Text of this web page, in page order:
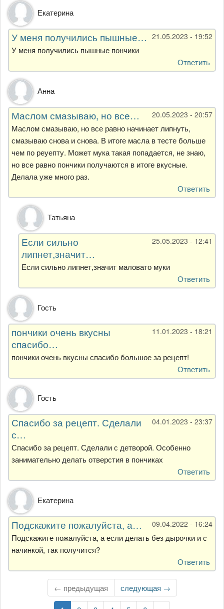
Екатерина
21.05.2023 - 19:52
У меня получились пышные…
У меня получились пышные пончики
Ответить
Анна
20.05.2023 - 20:57
Маслом смазываю, но все…
Маслом смазываю, но все равно начинает липнуть,
смазываю снова и снова. В итоге масла в тесте больше
чем по реуепту. Может мука такая попадается, не знаю,
но все равно пончики получаются в итоге вкусные.
Делала уже много раз.
Ответить
Ответ
на
Маслом
смазываю,
но
все…
Анна
Татьяна
25.05.2023 - 12:41
Если сильно
липнет,значит…
Если сильно липнет,значит маловато муки
Ответить
Гость
11.01.2023 - 18:21
пончики очень вкусны
спасибо…
пончики очень вкусны спасибо большое за рецепт!
Ответить
Гость
04.01.2023 - 23:37
Спасибо за рецепт. Сделали
с…
Спасибо за рецепт. Сделали с детворой. Особенно
занимательно делать отверстия в пончиках
Ответить
Екатерина
09.04.2022 - 16:24
Подскажите пожалуйста, а…
Подскажите пожалуйста, а если делать без дырочки и с
начинкой, так получится?
Ответить
← предыдущая
Следующая
страница
следующая →